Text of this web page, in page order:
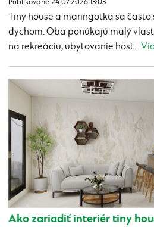
Publikované 24.07.2026 13:03
Tiny house a maringotka sa
dychom. Oba ponúkajú malý
na rekreáciu, ubytovanie host...
Ako zariadiť interiér tiny